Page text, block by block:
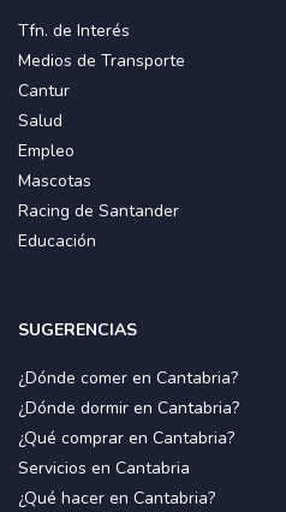
Tfn. de Interés
Medios de Transporte
Cantur
Salud
Empleo
Mascotas
Racing de Santander
Educación
SUGERENCIAS
¿Dónde comer en Cantabria?
¿Dónde dormir en Cantabria?
¿Qué comprar en Cantabria?
Servicios en Cantabria
¿Qué hacer en Cantabria?